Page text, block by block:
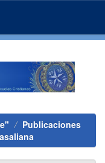
Publicaciones